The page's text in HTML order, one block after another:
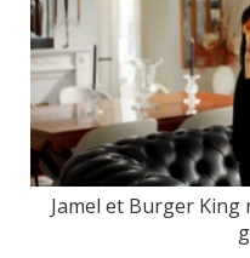
Jamel et Burger